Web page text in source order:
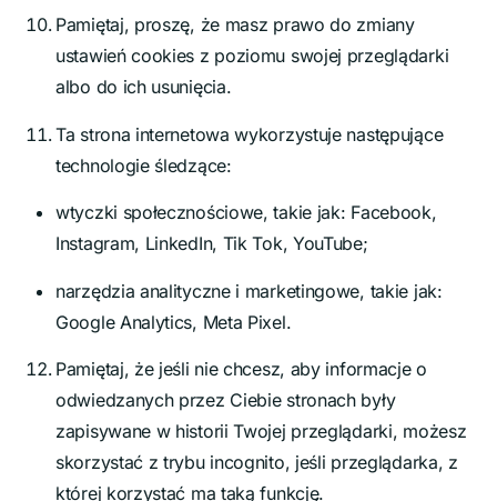
Pamiętaj, proszę, że masz prawo do zmiany
ustawień cookies z poziomu swojej przeglądarki
albo do ich usunięcia.
Ta strona internetowa wykorzystuje następujące
technologie śledzące:
wtyczki społecznościowe, takie jak: Facebook,
Instagram, LinkedIn, Tik Tok, YouTube;
narzędzia analityczne i marketingowe, takie jak:
Google Analytics, Meta Pixel.
Pamiętaj, że jeśli nie chcesz, aby informacje o
odwiedzanych przez Ciebie stronach były
zapisywane w historii Twojej przeglądarki, możesz
skorzystać z trybu incognito, jeśli przeglądarka, z
której korzystać ma taką funkcję.